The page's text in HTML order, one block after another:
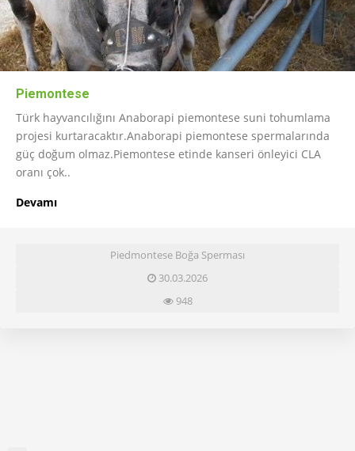
Piemontese
Türk hayvancılığını Anaborapi piemontese suni tohumlama
projesi kurtaracaktır.Anaborapi piemontese spermalarında
güç doğum olmaz.Piemontese etinde kanseri önleyici CLA
oranı çok..
Devamı
Piedmontese Boğa Sperması
30.03.2026
948